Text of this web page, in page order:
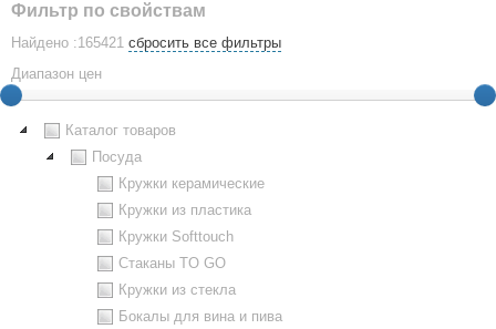
Фильтр по свойствам
Найдено :165421 сбросить все фильтры
Диапазон цен
Каталог товаров
Посуда
Кружки керамические
Кружки из пластика
Кружки Softtouch
Стаканы TO GO
Кружки из стекла
Бокалы для вина и пива